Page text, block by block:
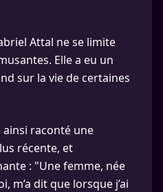
Attal ne se limite
Elle a eu un
sur la vie de certaines
ainsi raconté une
récente, et
: "Une femme, née
m’a dit que lorsque j’ai